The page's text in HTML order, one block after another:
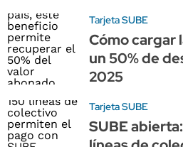
Tarjeta SUBE
Cómo cargar
un 50% de
2025
Tarjeta SUBE
SUBE